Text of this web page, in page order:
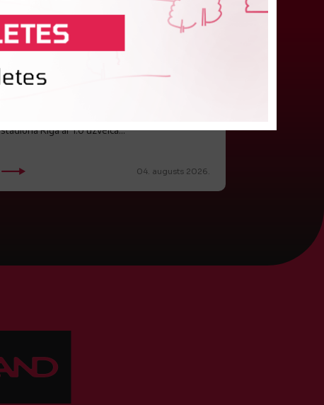
FK "Auda" pie eirokausu galda
Otrdien Latvijas klubs FK "Auda" aizvadīja UEFA
stadionā Rīgā ar 1:0 uzveica...
04. augusts 2026.